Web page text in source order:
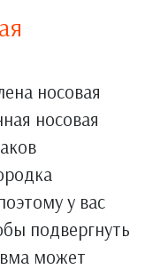
носовая
носовая
у вас
подвергнуть
может